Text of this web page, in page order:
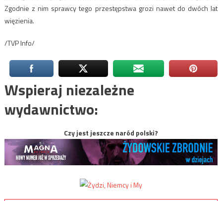
Zgodnie z nim sprawcy tego przestępstwa grozi nawet do dwóch lat
więzienia.
/TVP Info/
Wspieraj niezależne
wydawnictwo:
Czy jest jeszcze naród polski?